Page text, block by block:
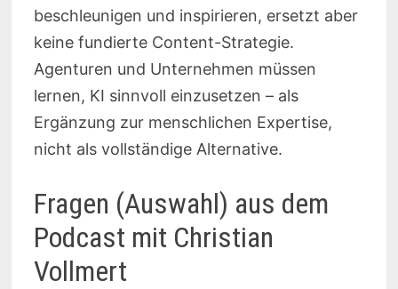
beschleunigen und inspirieren, ersetzt aber
keine fundierte Content-Strategie.
Agenturen und Unternehmen müssen
lernen, KI sinnvoll einzusetzen – als
Ergänzung zur menschlichen Expertise,
nicht als vollständige Alternative.
Fragen (Auswahl) aus dem
Podcast mit Christian
Vollmert